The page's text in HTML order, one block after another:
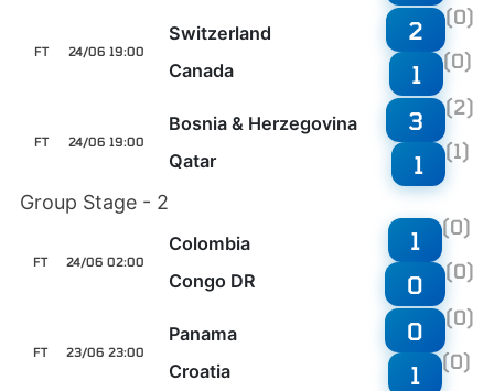
24/06 19:00
FT
Switzerland
Canada
2 (0)
1 (0)
24/06 19:00
FT
Bosnia & Herzegovina
Qatar
3 (2)
1 (1)
Group Stage - 2
24/06 02:00
FT
Colombia
Congo DR
1 (0)
0 (0)
23/06 23:00
FT
Panama
Croatia
0 (0)
1 (0)